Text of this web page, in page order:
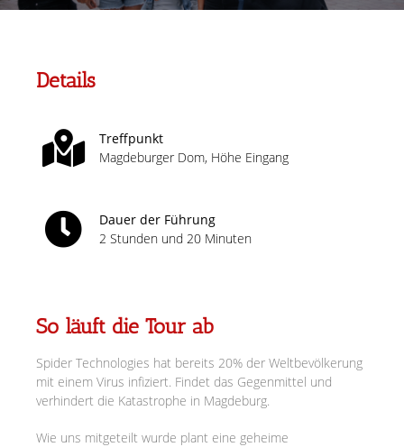
Details
Treffpunkt
Magdeburger Dom, Höhe Eingang
Dauer der Führung
2 Stunden und 20 Minuten
So läuft die Tour ab
Spider Technologies hat bereits 20% der Weltbevölkerung
mit einem Virus infiziert. Findet das Gegenmittel und
verhindert die Katastrophe in Magdeburg.
Wie uns mitgeteilt wurde plant eine geheime